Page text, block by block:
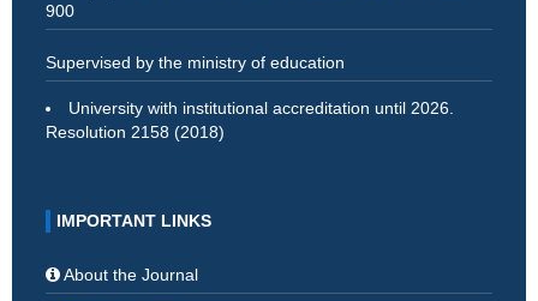
900
Supervised by the ministry of education
University with institutional accreditation until 2026.
Resolution 2158 (2018)
IMPORTANT LINKS
About the Journal